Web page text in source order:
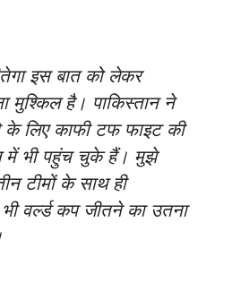
इस बात को लेकर
मुश्किल है। पाकिस्तान ने
के लिए काफी टफ फाइट की
में भी पहुंच चुके हैं। मुझे
टीमों के साथ ही
वर्ल्ड कप जीतने का उतना